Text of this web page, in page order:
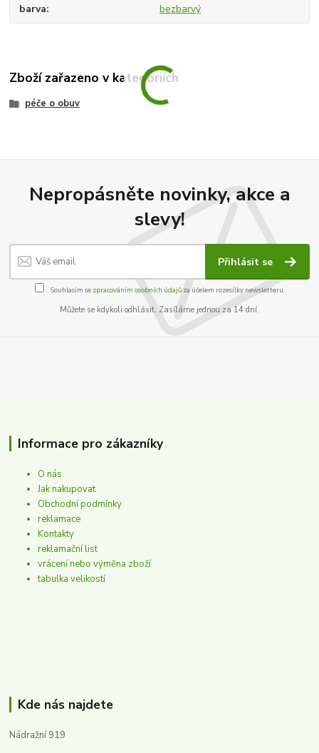
barva bezbarvý
Zboží zařazeno v kategoriích
péče o obuv
Nepropásněte novinky, akce a
slevy!
Přihlásit se
Souhlasím se zpracováním osobních údajůza účelem rozesílky newsletteru.
Můžete se kdykoli odhlásit. Zasíláme jednou za 14 dní.
Informace pro zákazníky
O nás
Jak nakupovat
Obchodní podmínky
reklamace
Kontakty
reklamační list
vrácení nebo výměna zboží
tabulka velikostí
Kde nás najdete
Nádražní 919